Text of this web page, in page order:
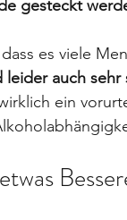
gesteckt
es viele
auch
ein